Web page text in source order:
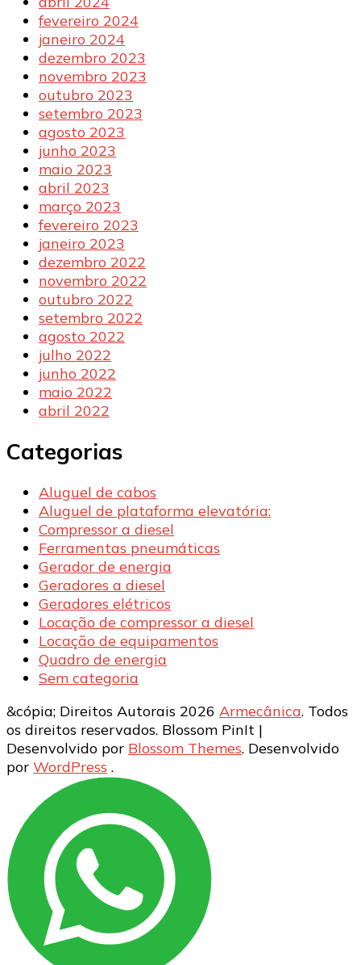
fevereiro 2024
janeiro 2024
dezembro 2023
novembro 2023
outubro 2023
setembro 2023
agosto 2023
junho 2023
maio 2023
abril 2023
março 2023
fevereiro 2023
janeiro 2023
dezembro 2022
novembro 2022
outubro 2022
setembro 2022
agosto 2022
julho 2022
junho 2022
maio 2022
abril 2022
Categorias
Aluguel de cabos
Aluguel de plataforma elevatória:
Compressor a diesel
Ferramentas pneumáticas
Gerador de energia
Geradores a diesel
Geradores elétricos
Locação de compressor a diesel
Locação de equipamentos
Quadro de energia
Sem categoria
&cópia; Direitos Autorais 2026 Armecânica. Todos
os direitos reservados. Blossom PinIt |
Desenvolvido por Blossom Themes. Desenvolvido
por WordPress .